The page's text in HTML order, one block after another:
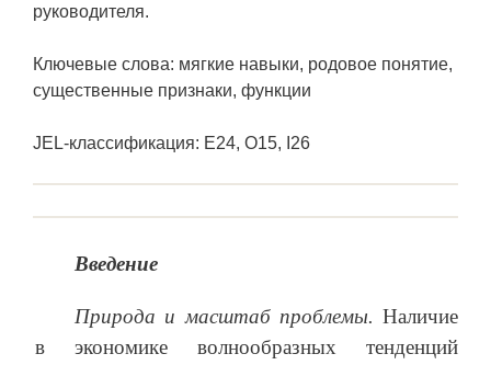
руководителя.
Ключевые слова: мягкие навыки, родовое понятие,
существенные признаки, функции
JEL-классификация: E24, O15, I26
Введение
Природа и масштаб проблемы. Наличие
в экономике волнообразных тенденций